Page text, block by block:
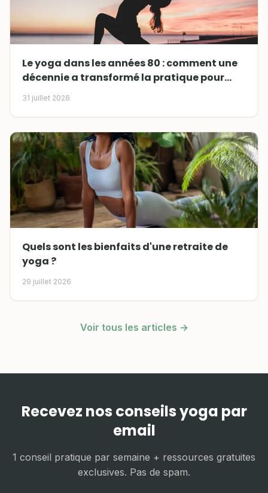
Le yoga dans les années 80 : comment une
décennie a transformé la pratique pour
toujours
31 juillet 2026
Quels sont les bienfaits d'une retraite de
yoga ?
29 juillet 2026
Voir tous les articles →
Recevez nos conseils yoga par
email
1 conseil pratique par semaine + ressources gratuites
exclusives. Pas de spam.